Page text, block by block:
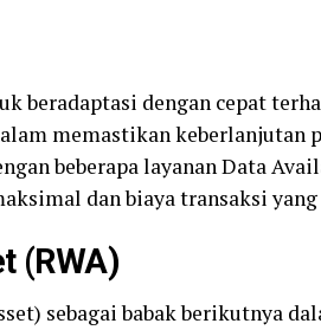
beradaptasi dengan cepat
memastikan keberlanjutan
beberapa layanan Data
dan biaya transaksi yang
(RWA)
sebagai babak berikutnya